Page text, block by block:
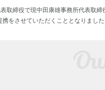
取締役で現中田康雄事務所代表取締
携をさせていただくこととなりまし